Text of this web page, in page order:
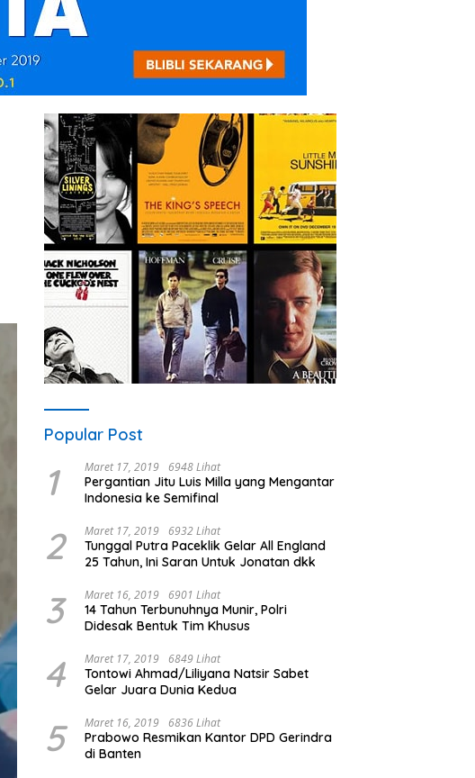
Popular Post
1 Maret 17, 2019 6948 Lihat
Pergantian Jitu Luis Milla yang Mengantar
Indonesia ke Semifinal
2 Maret 17, 2019 6932 Lihat
Tunggal Putra Paceklik Gelar All England
25 Tahun, Ini Saran Untuk Jonatan dkk
3 Maret 16, 2019 6901 Lihat
14 Tahun Terbunuhnya Munir, Polri
Didesak Bentuk Tim Khusus
4 Maret 17, 2019 6849 Lihat
Tontowi Ahmad/Liliyana Natsir Sabet
Gelar Juara Dunia Kedua
5 Maret 16, 2019 6836 Lihat
Prabowo Resmikan Kantor DPD Gerindra
di Banten